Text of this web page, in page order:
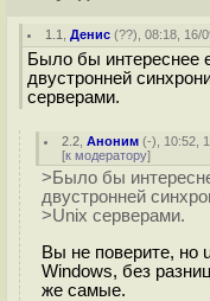
1.1 ,Денис (??), 08:18, 16/
Было бы интереснее
двустронней
серверами.
2.2 ,Аноним (-), 10:52,
[к модератору]
>Было бы
двустронней
>Unix серверами.
Вы не поверите, но
Windows, без
же самые.